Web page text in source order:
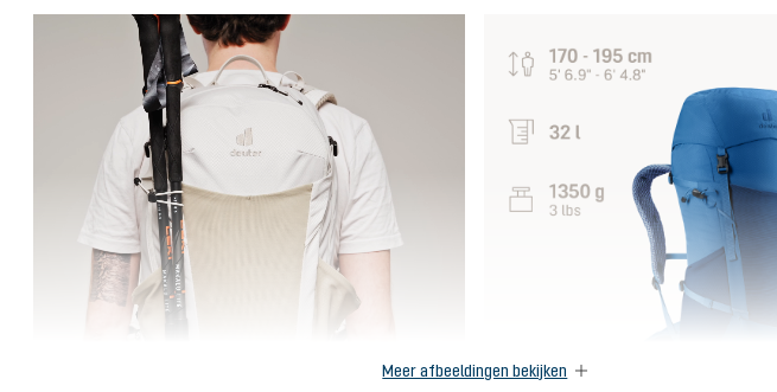
Meer afbeeldingen bekijken